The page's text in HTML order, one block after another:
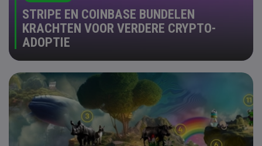
STRIPE EN COINBASE BUNDELEN
KRACHTEN VOOR VERDERE CRYPTO-
ADOPTIE